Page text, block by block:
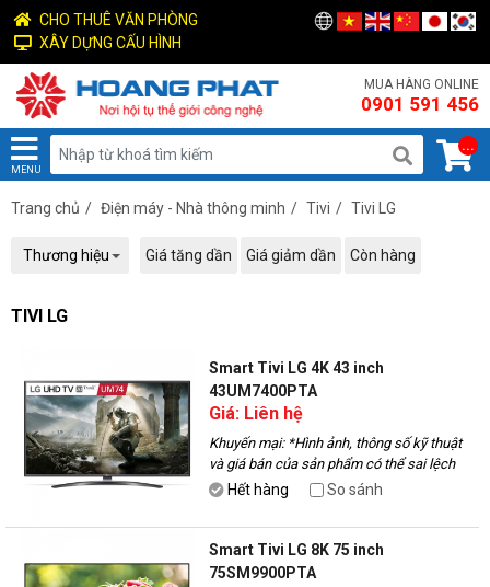
CHO THUÊ VĂN PHÒNG
XÂY DỰNG CẤU HÌNH
MUA HÀNG ONLINE
0901 591 456
MENU
...
Trang chủ / Điện máy - Nhà thông minh / Tivi / Tivi LG
Thương hiệu Giá tăng dần Giá giảm dần Còn hàng
TIVI LG
Smart Tivi LG 4K 43 inch
43UM7400PTA
Giá: Liên hệ
Khuyến mại: *Hình ảnh, thông số kỹ thuật
và giá bán của sản phẩm có thể sai lệch
với thực tế, vui lòng liên hệ với nhân viên
Hết hàng So sánh
Smart Tivi LG 8K 75 inch
75SM9900PTA